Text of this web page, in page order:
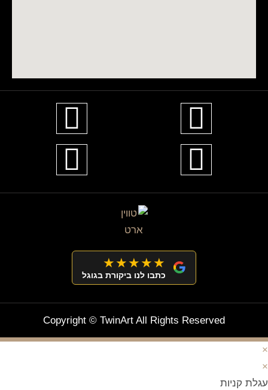
★★★★★
כתבו לנו ביקורת בגוגל
Copyright © TwinArt All Rights Reserved
×
×
עגלת קניות